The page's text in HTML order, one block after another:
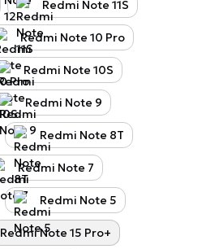
Redmi Note 11S
Redmi Note 10 Pro
Redmi Note 10S
Redmi Note 9
Redmi Note 8T
Redmi Note 7
Redmi Note 5
Redmi Note 15 Pro+